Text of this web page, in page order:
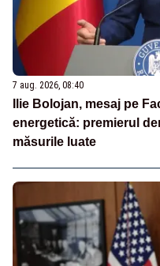
7 aug. 2026, 08:40
Ilie Bolojan, mesaj pe
energetică: premierul
măsurile luate